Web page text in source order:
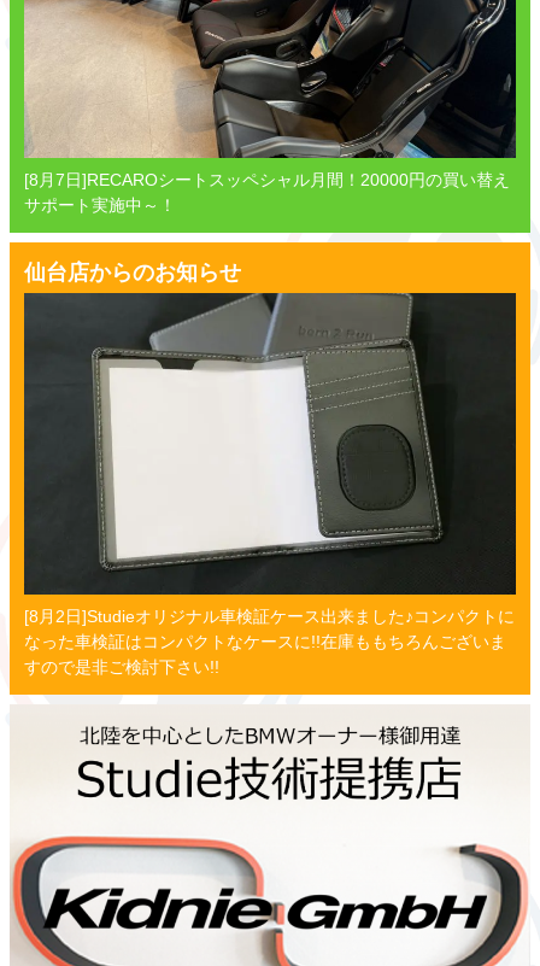
[8月7日]RECAROシートスッペシャル月間！20000円の買い替え
サポート実施中～！
仙台店からのお知らせ
[8月2日]Studieオリジナル車検証ケース出来ました♪コンパクトに
なった車検証はコンパクトなケースに!!在庫ももちろんございま
すので是非ご検討下さい!!